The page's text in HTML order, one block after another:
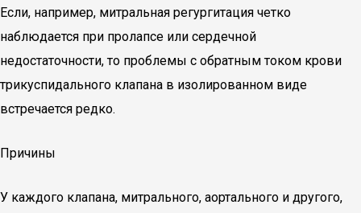
Если, например, митральная регургитация четко
наблюдается при пролапсе или сердечной
недостаточности, то проблемы с обратным током крови
трикуспидального клапана в изолированном виде
встречается редко.
Причины
У каждого клапана, митрального, аортального и другого,